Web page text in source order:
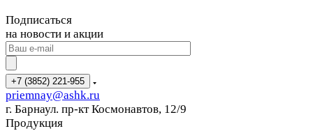
Подписаться
на новости и акции
+7 (3852) 221-955
priemnay@ashk.ru
г. Барнаул. пр-кт Космонавтов, 12/9
Продукция